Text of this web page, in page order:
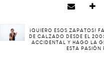
¡QUIERO ESOS ZAPATOS!
DE CALZADO DESDE EL
ACCIDENTAL Y HAGO LA
ESTA PASIÓN